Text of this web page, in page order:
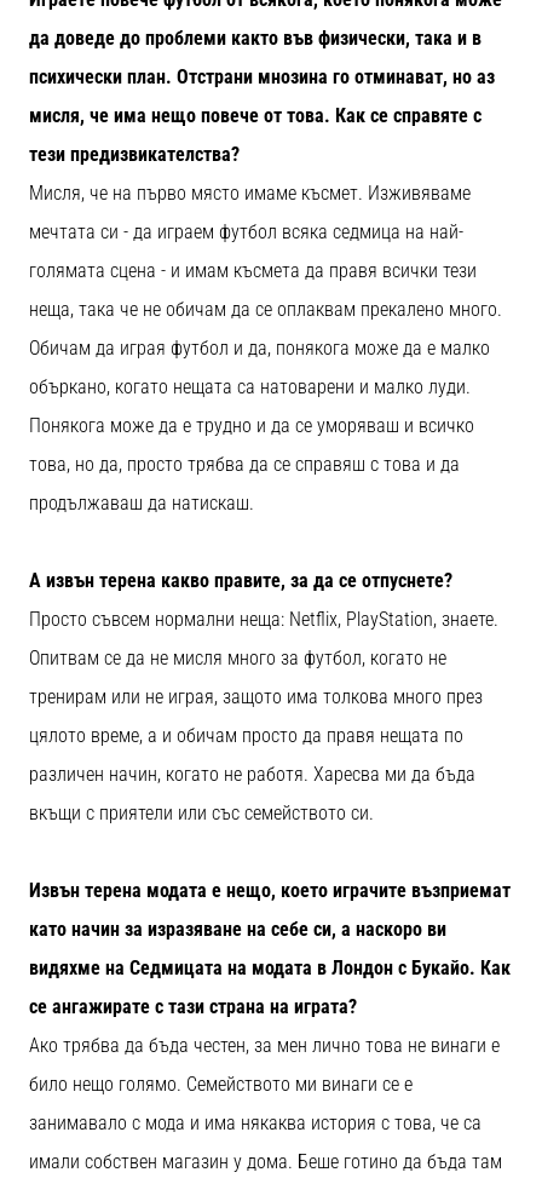
да доведе до проблеми както във физически, така и в
психически план. Отстрани мнозина го отминават, но аз
мисля, че има нещо повече от това. Как се справяте с
тези предизвикателства?
Мисля, че на първо място имаме късмет. Изживяваме
мечтата си - да играем футбол всяка седмица на най-
голямата сцена - и имам късмета да правя всички тези
неща, така че не обичам да се оплаквам прекалено много.
Обичам да играя футбол и да, понякога може да е малко
объркано, когато нещата са натоварени и малко луди.
Понякога може да е трудно и да се уморяваш и всичко
това, но да, просто трябва да се справяш с това и да
продължаваш да натискаш.
А извън терена какво правите, за да се отпуснете?
Просто съвсем нормални неща: Netflix, PlayStation, знаете.
Опитвам се да не мисля много за футбол, когато не
тренирам или не играя, защото има толкова много през
цялото време, а и обичам просто да правя нещата по
различен начин, когато не работя. Харесва ми да бъда
вкъщи с приятели или със семейството си.
Извън терена модата е нещо, което играчите възприемат
като начин за изразяване на себе си, а наскоро ви
видяхме на Седмицата на модата в Лондон с Букайо. Как
се ангажирате с тази страна на играта?
Ако трябва да бъда честен, за мен лично това не винаги е
било нещо голямо. Семейството ми винаги се е
занимавало с мода и има някаква история с това, че са
имали собствен магазин у дома. Беше готино да бъда там